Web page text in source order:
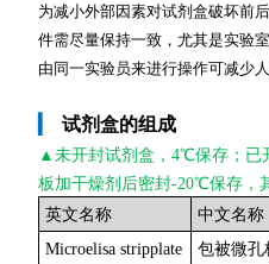
为减小外部因素对试剂盒破坏前
件需尽量保持一致，尤其是实验
由同一实验员来进行操作可减少人
试剂盒的组成
▲未开封试剂盒，4℃保存；已
板加干燥剂后密封-20℃保存，
英文名称
中文名称
Microelisa stripplate
包被微孔